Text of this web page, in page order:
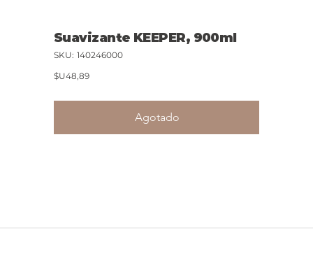
Suavizante KEEPER, 900ml
SKU: SKU
140246000
Precio
$U48,89
Agotado